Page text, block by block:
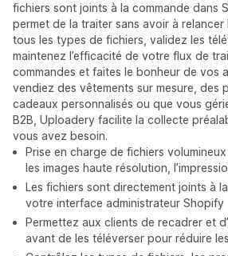
fichiers sont joints à la commande dans
permet de la traiter sans avoir à
tous les types de fichiers, validez les
maintenez l’efficacité de votre flux de
commandes et faites le bonheur de vos
vendiez des vêtements sur mesure, des
cadeaux personnalisés ou que vous
B2B, Uploadery facilite la collecte
vous avez besoin.
Prise en charge de fichiers
les images haute résolution,
Les fichiers sont directement joints à
votre interface administrateur Shopify
Permettez aux clients de recadrer et
avant de les téléverser pour réduire